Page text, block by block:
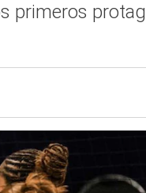
primeros